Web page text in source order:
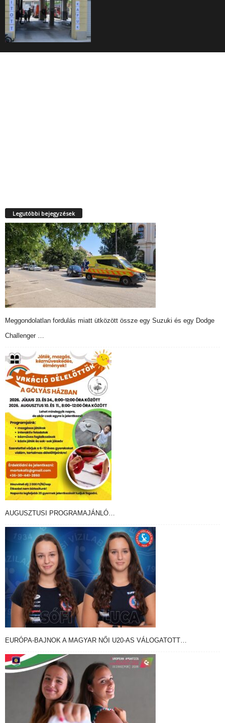
Legutóbbi bejegyzések
Meggondolatlan fordulás miatt ütközött össze egy Suzuki és egy Dodge
Challenger …
AUGUSZTUSI PROGRAMAJÁNLÓ…
EURÓPA-BAJNOK A MAGYAR NŐI U20-AS VÁLOGATOTT…